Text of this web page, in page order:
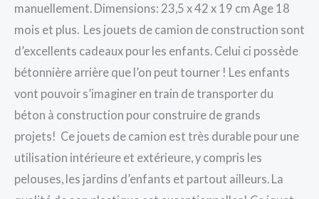
manuellement. Dimensions: 23,5 x 42 x 19 cm Age 18
mois et plus. Les jouets de camion de construction sont
d’excellents cadeaux pour les enfants. Celui ci possède
bétonnière arrière que l’on peut tourner ! Les enfants
vont pouvoir s’imaginer en train de transporter du
béton à construction pour construire de grands
projets! Ce jouets de camion est très durable pour une
utilisation intérieure et extérieure, y compris les
pelouses, les jardins d’enfants et partout ailleurs. La